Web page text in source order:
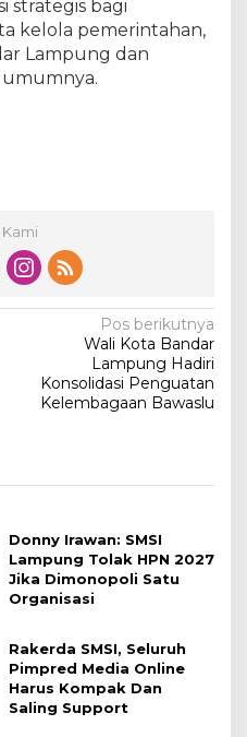
strategis bagi
kelola pemerintahan,
Lampung dan
Pos berikutnya
Wali Kota Bandar
Lampung Hadiri
Konsolidasi Penguatan
Kelembagaan Bawaslu
Donny Irawan: SMSI
Lampung Tolak HPN 2027
Jika Dimonopoli Satu
Organisasi
Rakerda SMSI, Seluruh
Pimpred Media Online
Harus Kompak Dan
Saling Support